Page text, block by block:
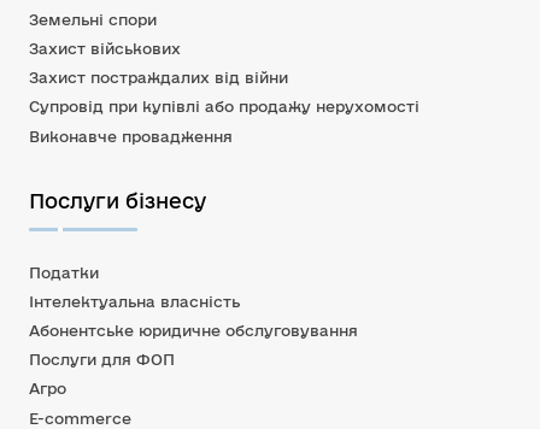
Земельні спори
Захист військових
Захист постраждалих від війни
Супровід при купівлі або продажу нерухомості
Виконавче провадження
Послуги бізнесу
Податки
Інтелектуальна власність
Абонентське юридичне обслуговування
Послуги для ФОП
Агро
E-commerce